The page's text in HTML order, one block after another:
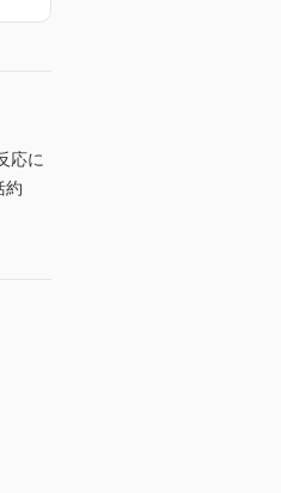
応に
約